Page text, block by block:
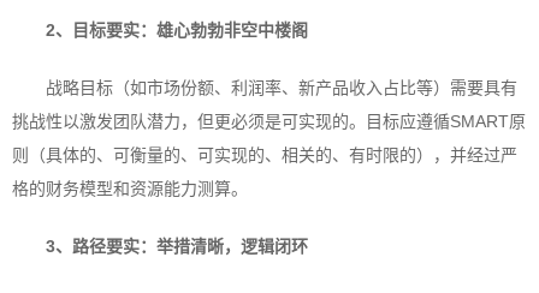
2、 目标要实：雄心勃勃非空中楼阁
战略目标（如市场份额、利润率、新产品收入占比等）需要具有
挑战性以激发团队潜力，但更必须是可实现的。目标应遵循SMART原
则（具体的、可衡量的、可实现的、相关的、有时限的），并经过严
格的财务模型和资源能力测算。
3、 路径要实：举措清晰，逻辑闭环